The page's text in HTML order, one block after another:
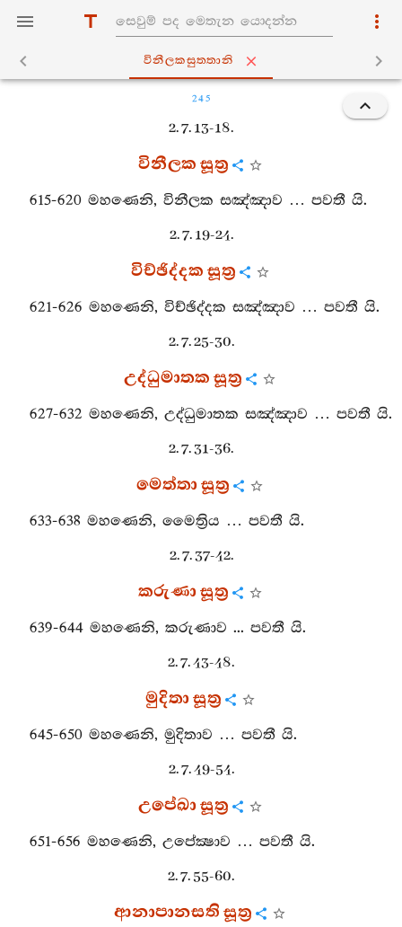
විනීලකසුත‍්තානි
245
2. 7. 13-18.
විනීලක සූත්‍ර
615-620 මහණෙනි, විනීලක සඤ්ඤාව … පවතී යි.
2. 7. 19-24.
විච්ඡිද්දක සූත්‍ර
621-626 මහණෙනි, විච්ඡිද්දක සඤ්ඤාව … පවතී යි.
2. 7. 25-30.
උද්ධුමාතක සූත්‍ර
627-632 මහණෙනි, උද්ධුමාතක සඤ්ඤාව … පවතී යි.
2. 7. 31-36.
මෙත්තා සූත්‍ර
633-638 මහණෙනි, මෛත්‍රිය … පවතී යි.
2. 7. 37-42.
කරුණා සූත්‍ර
639-644 මහණෙනි, කරුණාව ... පවතී යි.
2. 7. 43-48.
මුදිතා සූත්‍ර
645-650 මහණෙනි, මුදිතාව … පවතී යි.
2. 7. 49-54.
උපේඛා සූත්‍ර
651-656 මහණෙනි, උපේක්‍ෂාව … පවතී යි.
2. 7. 55-60.
ආනාපානසති සූත්‍ර